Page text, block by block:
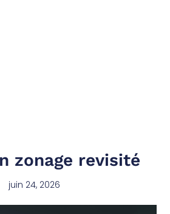
zonage revisité
juin 24, 2026